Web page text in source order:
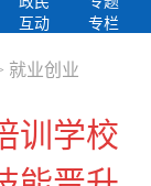
互动
专栏
就业创业
训学校